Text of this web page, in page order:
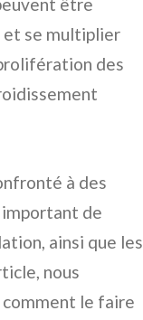
et se multiplier
des
à des
de
ainsi que les
nous
le faire